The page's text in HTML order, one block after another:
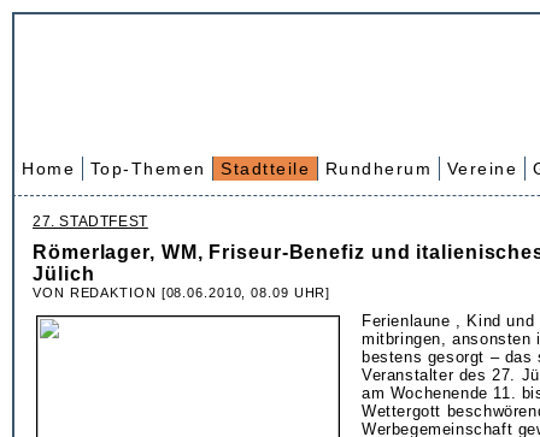
Home Top-Themen Stadtteile Rundherum Vereine
27. STADTFEST
Römerlager, WM, Friseur-Benefiz und
Jülich
VON REDAKTION [08.06.2010, 08.09 UHR]
Ferienlaune , Kind und
mitbringen, ansonsten
bestens gesorgt – das
Veranstalter des 27.
am Wochenende 11.
Wettergott
Werbegemeinschaft